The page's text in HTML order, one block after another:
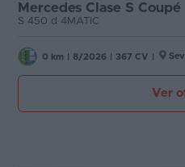
Mercedes Clase S Coupé
S 450 d 4MATIC
0 km 8/2026 367 CV
Ver